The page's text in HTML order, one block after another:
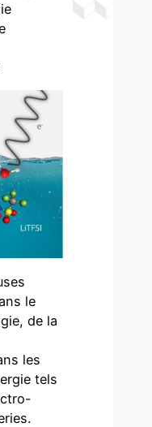
le
de la
les
tels